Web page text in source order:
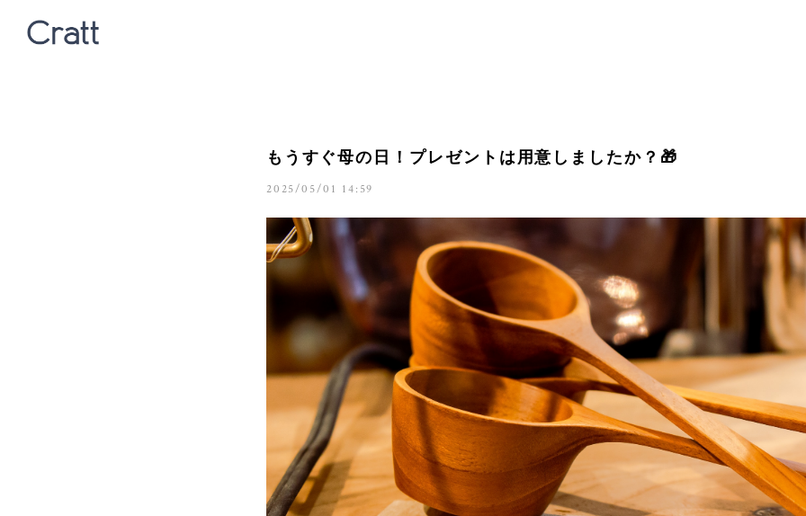
もうすぐ母の日！プレゼントは用意しましたか？🎁
2025/05/01 14:59